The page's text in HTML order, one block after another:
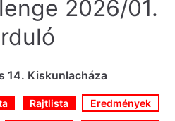
2026/01.
14. Kiskunlacháza
Rajtlista Eredmények